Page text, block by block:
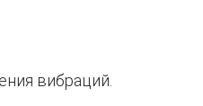
вибраций.